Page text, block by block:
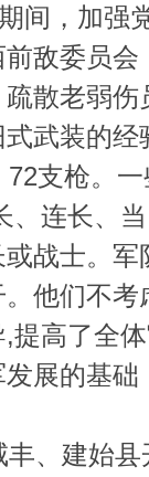
间，加强
敌委员
散老弱
武装的
支枪。
、连长、
战士。
他们不
提高了全
展的基
、建始